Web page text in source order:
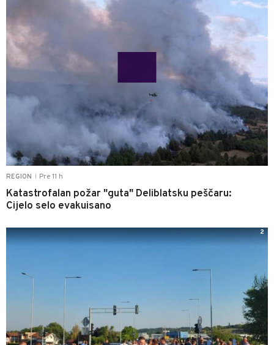
REGION Pre 11 h
Katastrofalan požar "guta" Deliblatsku peščaru:
Cijelo selo evakuisano
2